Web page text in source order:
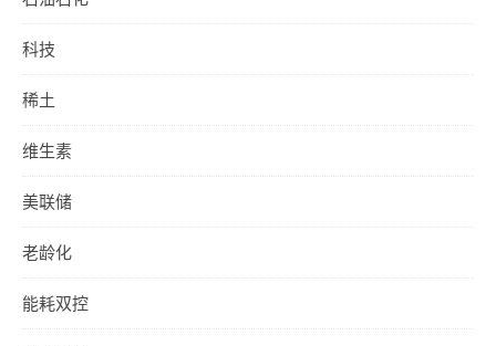
科技
稀土
维生素
美联储
老龄化
能耗双控